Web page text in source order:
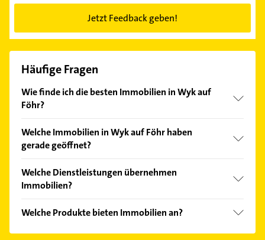
Jetzt Feedback geben!
Häufige Fragen
Wie finde ich die besten Immobilien in Wyk auf
Föhr?
Kundenmeinungen und profitieren Sie von den
Empfehlungen. Die Suchergebnisse können Sie sich
Welche Immobilien in Wyk auf Föhr haben
gerade geöffnet?
Bitte beachten Sie, dass diese an Sonn- und
Feiertagen abweichen können.
Welche Dienstleistungen übernehmen
Immobilien?
Immobilienverkauf, Immobilienbewertung,
Immobilienkauf, Immobilienvermietung und
Welche Produkte bieten Immobilien an?
Das Angebot umfasst unter anderem